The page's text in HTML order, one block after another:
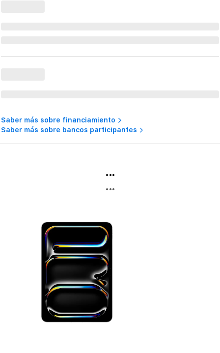
Saber más sobre financiamiento
Saber más sobre bancos participantes
...
...